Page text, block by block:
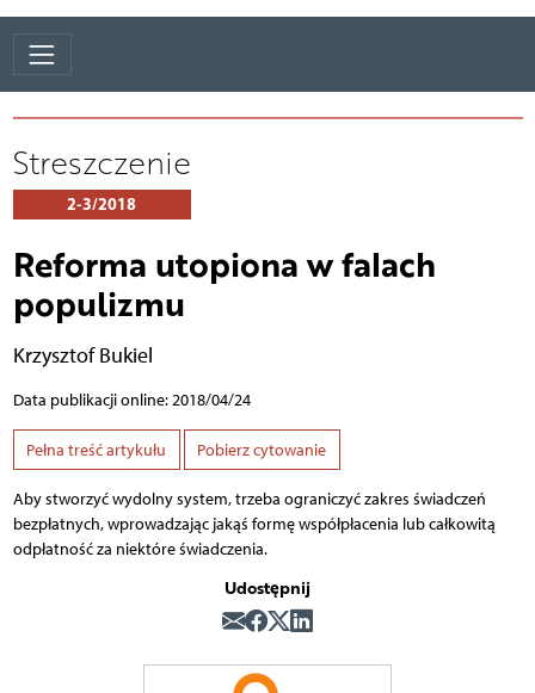
Streszczenie
2-3/2018
Reforma utopiona w falach
populizmu
Krzysztof Bukiel
Data publikacji online: 2018/04/24
Pełna treść artykułu Pobierz cytowanie
Aby stworzyć wydolny system, trzeba ograniczyć zakres świadczeń
bezpłatnych, wprowadzając jakąś formę współpłacenia lub całkowitą
odpłatność za niektóre świadczenia.
Udostępnij